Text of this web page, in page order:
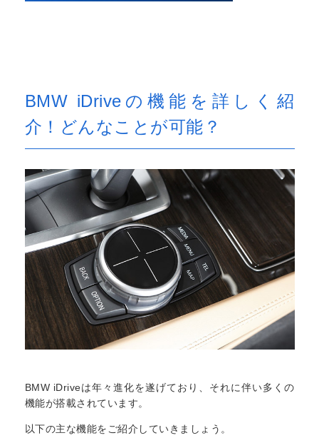
BMW iDriveの機能を詳しく紹
介！どんなことが可能？
BMW iDriveは年々進化を遂げており、それに伴い多くの
機能が搭載されています。
以下の主な機能をご紹介していきましょう。